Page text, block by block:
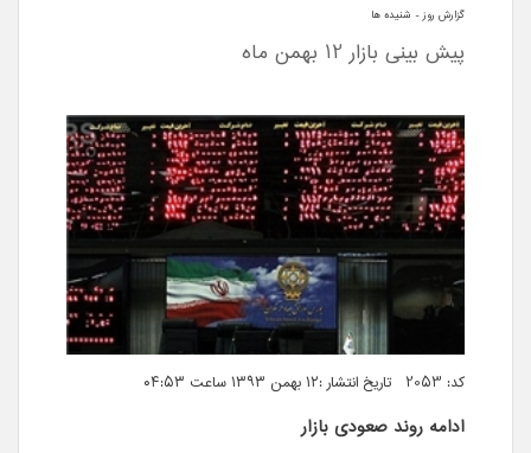
گزارش روز - شنيده ها
پیش بینی بازار 12 بهمن ماه
کد: 2053 تاریخ انتشار :۱۲ بهمن ۱۳۹۳ ساعت ۰۴:۵۳
ادامه روند صعودی بازار